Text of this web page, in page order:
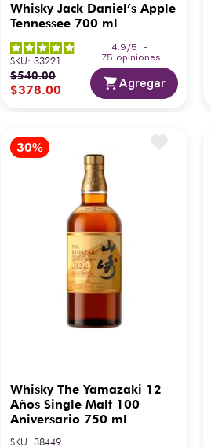
Whisky Jack Daniel’s Apple
Tennessee 700 ml
4.9 /5
-
75 opiniones
SKU:33221
$540.00
$378.00 Agregar
Whisky The Yamazaki 12
Años Single Malt 100
Aniversario 750 ml
SKU:38449